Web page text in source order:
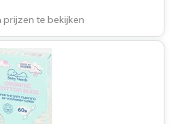
prijzen te bekijken